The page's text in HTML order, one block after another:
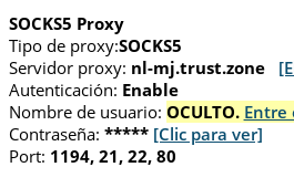
SOCKS5 Proxy
Tipo de proxy:SOCKS5
Servidor proxy: nl-mj.trust.zone
Autenticación: Enable
Nombre de usuario: OCULTO. Entre
Contraseña: ***** [Clic para ver]
Port: 1194, 21, 22, 80